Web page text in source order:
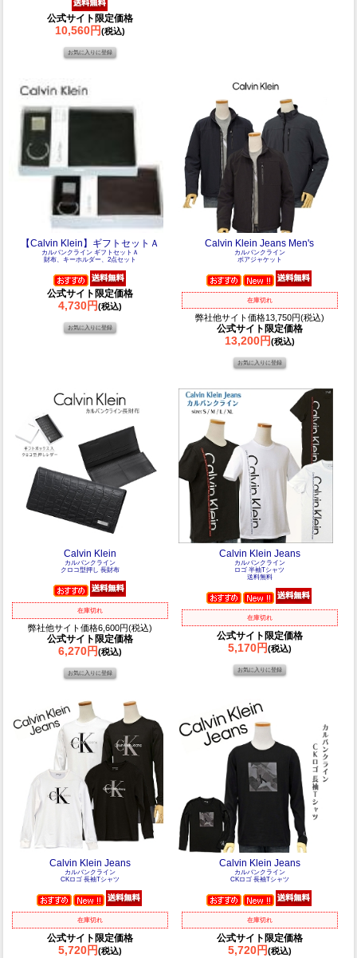
公式サイト限定価格
10,560円(税込)
【Calvin Klein】ギフトセットＡ
カルバンクライン ギフトセットＡ
財布、キーホルダー、2点セット
公式サイト限定価格
4,730円(税込)
Calvin Klein Jeans Men's
カルバンクライン
ボアジャケット
在庫切れ
弊社他サイト価格13,750円(税込)
公式サイト限定価格
13,200円(税込)
Calvin Klein
カルバンクライン
クロコ型押し 長財布
在庫切れ
弊社他サイト価格6,600円(税込)
公式サイト限定価格
6,270円(税込)
Calvin Klein Jeans
カルバンクライン
ロゴ 半袖Tシャツ
送料無料
在庫切れ
公式サイト限定価格
5,170円(税込)
Calvin Klein Jeans
カルバンクライン
CKロゴ 長袖Tシャツ
在庫切れ
公式サイト限定価格
5,720円(税込)
Calvin Klein Jeans
カルバンクライン
CKロゴ 長袖Tシャツ
在庫切れ
公式サイト限定価格
5,720円(税込)